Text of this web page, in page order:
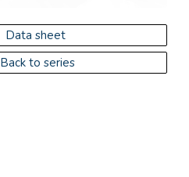
Data sheet
Back to series